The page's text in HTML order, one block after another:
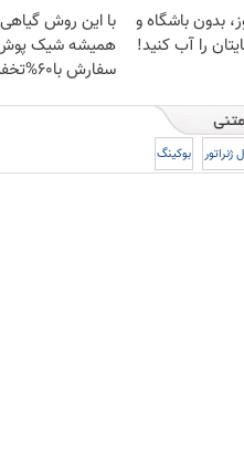
بدون باشگاه و
را آب کنید!
با این روش
همیشه شیک
سفارش با60%تخفیف)
ژنراتور بوکینگ